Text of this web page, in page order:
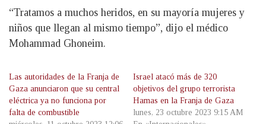
“Tratamos a muchos heridos, en su mayoría mujeres y
niños que llegan al mismo tiempo”, dijo el médico
Mohammad Ghoneim.
Las autoridades de la Franja de
Gaza anunciaron que su central
eléctrica ya no funciona por
falta de combustible
Israel atacó más de 320
objetivos del grupo terrorista
Hamas en la Franja de Gaza
lunes, 23 octubre 2023 9:15 AM